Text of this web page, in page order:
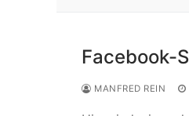
Facebook-
MANFRED REIN